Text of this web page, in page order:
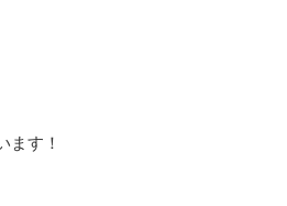
ます！